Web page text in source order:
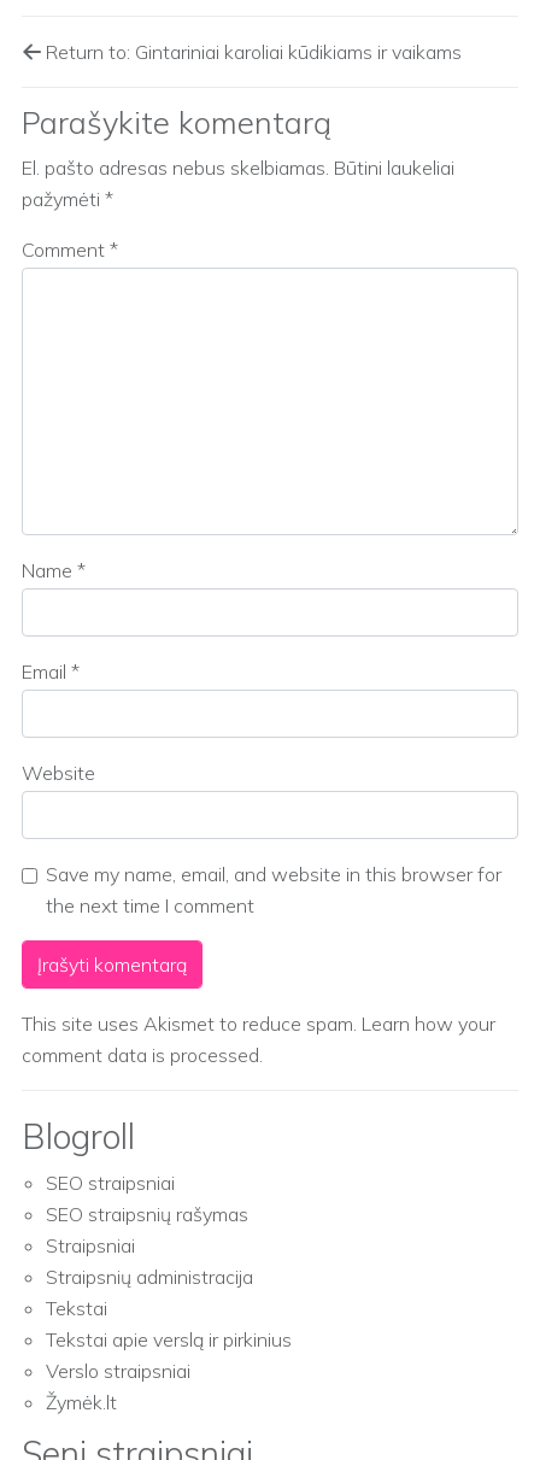
Return to: Gintariniai karoliai kūdikiams ir vaikams
Parašykite komentarą
El. pašto adresas nebus skelbiamas. Būtini laukeliai
pažymėti *
Comment *
Name *
Email *
Website
Save my name, email, and website in this browser for
the next time I comment
This site uses Akismet to reduce spam. Learn how your
comment data is processed.
Blogroll
SEO straipsniai
SEO straipsnių rašymas
Straipsniai
Straipsnių administracija
Tekstai
Tekstai apie verslą ir pirkinius
Verslo straipsniai
Žymėk.lt